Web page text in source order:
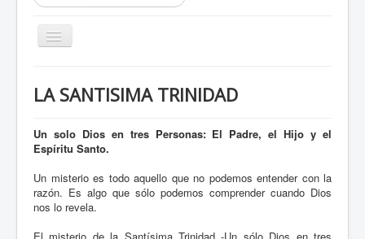
LA SANTISIMA TRINIDAD
Un solo Dios en tres Personas: El Padre, el Hijo y el
Espíritu Santo.
Un misterio es todo aquello que no podemos entender con la
razón. Es algo que sólo podemos comprender cuando Dios
nos lo revela.